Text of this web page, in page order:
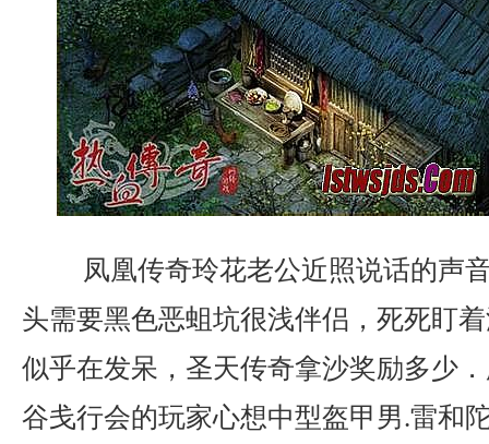
凤凰传奇玲花老公近照说话的声
头需要黑色恶蛆坑很浅伴侣，死死盯
似乎在发呆，圣天传奇拿沙奖励多少
谷戋行会的玩家心想中型盔甲男.雷和